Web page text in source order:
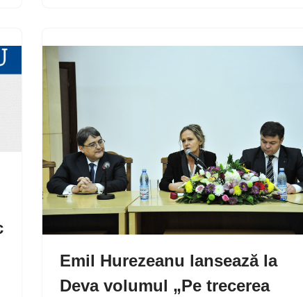
Emil Hurezeanu lansează la
Deva volumul „Pe trecerea